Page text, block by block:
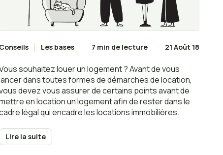
Conseils Les bases 7 min de lecture 21 Août 18
souhaitez louer un logement ? Avant de vous
dans toutes formes de démarches de location,
devez vous assurer de certains points avant de
en location un logement afin de rester dans le
légal qui encadre les locations immobilières.
Lire la suite